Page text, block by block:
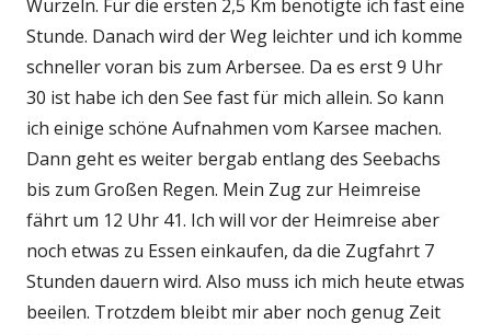
Wurzeln. Für die ersten 2,5 Km benötigte ich fast eine
Stunde. Danach wird der Weg leichter und ich komme
schneller voran bis zum Arbersee. Da es erst 9 Uhr
30 ist habe ich den See fast für mich allein. So kann
ich einige schöne Aufnahmen vom Karsee machen.
Dann geht es weiter bergab entlang des Seebachs
bis zum Großen Regen. Mein Zug zur Heimreise
fährt um 12 Uhr 41. Ich will vor der Heimreise aber
noch etwas zu Essen einkaufen, da die Zugfahrt 7
Stunden dauern wird. Also muss ich mich heute etwas
beeilen. Trotzdem bleibt mir aber noch genug Zeit